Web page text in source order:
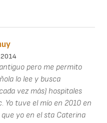
pero me permito
lo lee y busca
vez más) hospitales
Yo tuve el mío en 2010 en
yo en el sta Caterina